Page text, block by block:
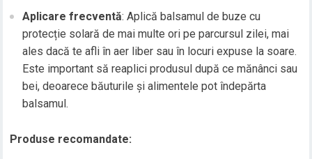
Aplicare frecventă: Aplică balsamul de buze cu
protecție solară de mai multe ori pe parcursul zilei, mai
ales dacă te afli în aer liber sau în locuri expuse la soare.
Este important să reaplici produsul după ce mănânci sau
bei, deoarece băuturile și alimentele pot îndepărta
balsamul.
Produse recomandate: